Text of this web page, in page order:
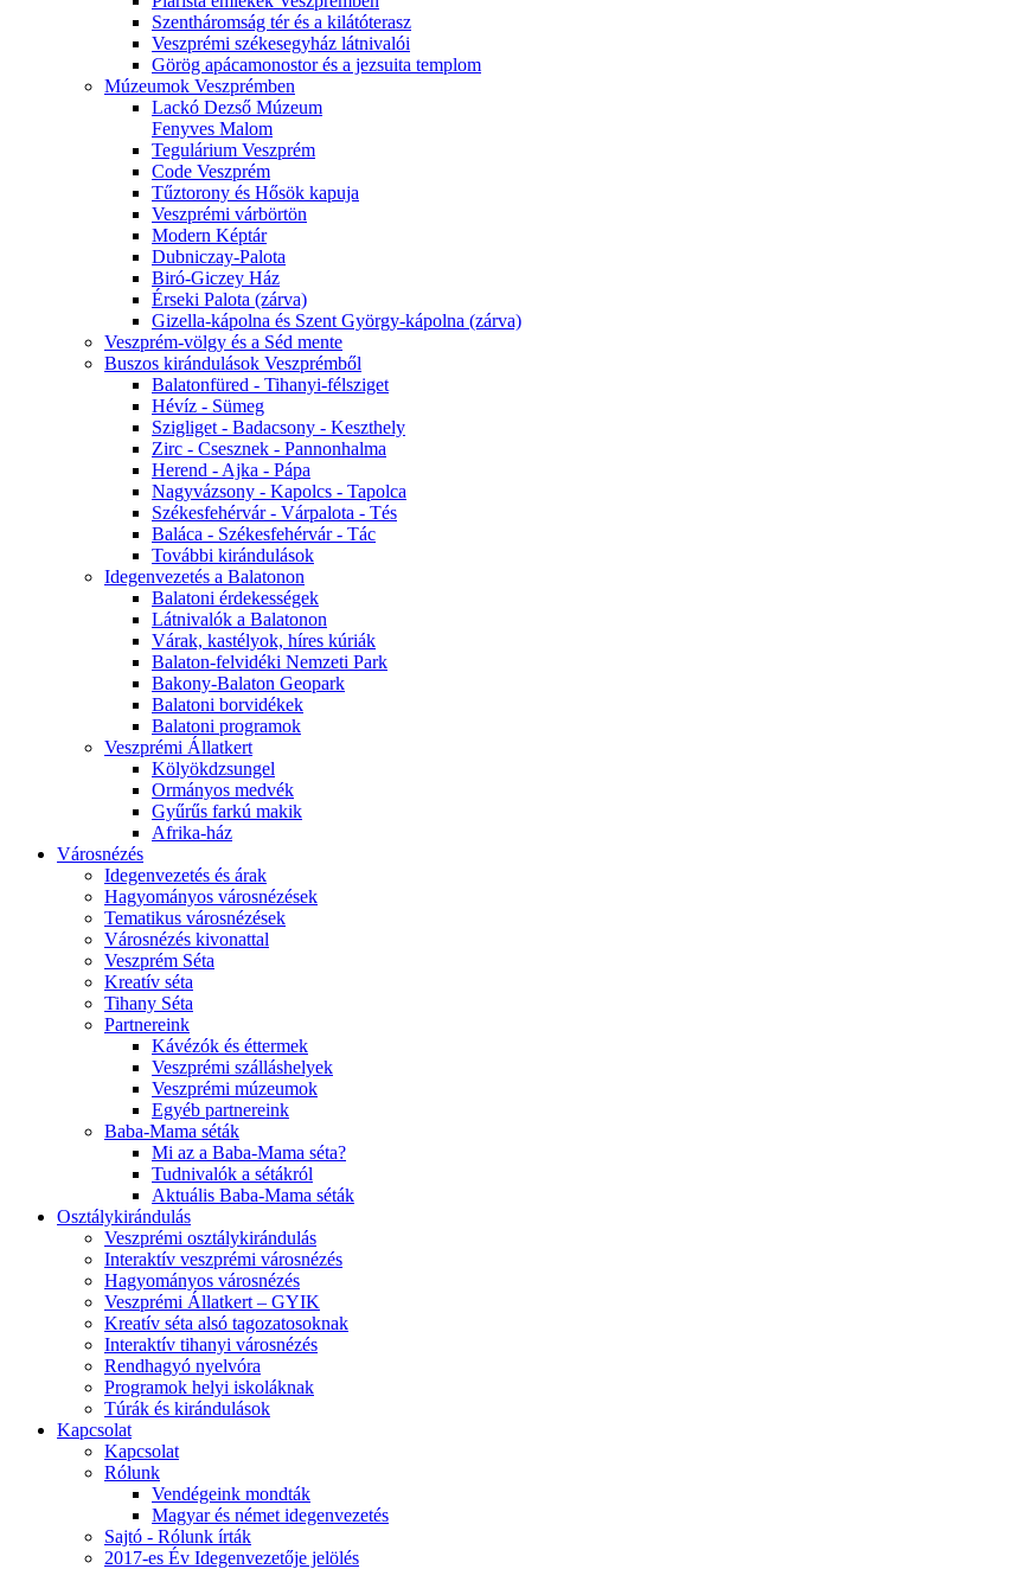
Szentháromság tér és a kilátóterasz
Veszprémi székesegyház látnivalói
Görög apácamonostor és a jezsuita templom
Múzeumok Veszprémben
Lackó Dezső Múzeum
Fenyves Malom
Tegulárium Veszprém
Code Veszprém
Tűztorony és Hősök kapuja
Veszprémi várbörtön
Modern Képtár
Dubniczay-Palota
Biró-Giczey Ház
Érseki Palota (zárva)
Gizella-kápolna és Szent György-kápolna (zárva)
Veszprém-völgy és a Séd mente
Buszos kirándulások Veszprémből
Balatonfüred - Tihanyi-félsziget
Hévíz - Sümeg
Szigliget - Badacsony - Keszthely
Zirc - Csesznek - Pannonhalma
Herend - Ajka - Pápa
Nagyvázsony - Kapolcs - Tapolca
Székesfehérvár - Várpalota - Tés
Baláca - Székesfehérvár - Tác
További kirándulások
Idegenvezetés a Balatonon
Balatoni érdekességek
Látnivalók a Balatonon
Várak, kastélyok, híres kúriák
Balaton-felvidéki Nemzeti Park
Bakony-Balaton Geopark
Balatoni borvidékek
Balatoni programok
Veszprémi Állatkert
Kölyökdzsungel
Ormányos medvék
Gyűrűs farkú makik
Afrika-ház
Városnézés
Idegenvezetés és árak
Hagyományos városnézések
Tematikus városnézések
Városnézés kivonattal
Veszprém Séta
Kreatív séta
Tihany Séta
Partnereink
Kávézók és éttermek
Veszprémi szálláshelyek
Veszprémi múzeumok
Egyéb partnereink
Baba-Mama séták
Mi az a Baba-Mama séta?
Tudnivalók a sétákról
Aktuális Baba-Mama séták
Osztálykirándulás
Veszprémi osztálykirándulás
Interaktív veszprémi városnézés
Hagyományos városnézés
Veszprémi Állatkert – GYIK
Kreatív séta alsó tagozatosoknak
Interaktív tihanyi városnézés
Rendhagyó nyelvóra
Programok helyi iskoláknak
Túrák és kirándulások
Kapcsolat
Kapcsolat
Rólunk
Vendégeink mondták
Magyar és német idegenvezetés
Sajtó - Rólunk írták
2017-es Év Idegenvezetője jelölés